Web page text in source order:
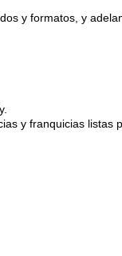
y formatos, y
y franquicias listas